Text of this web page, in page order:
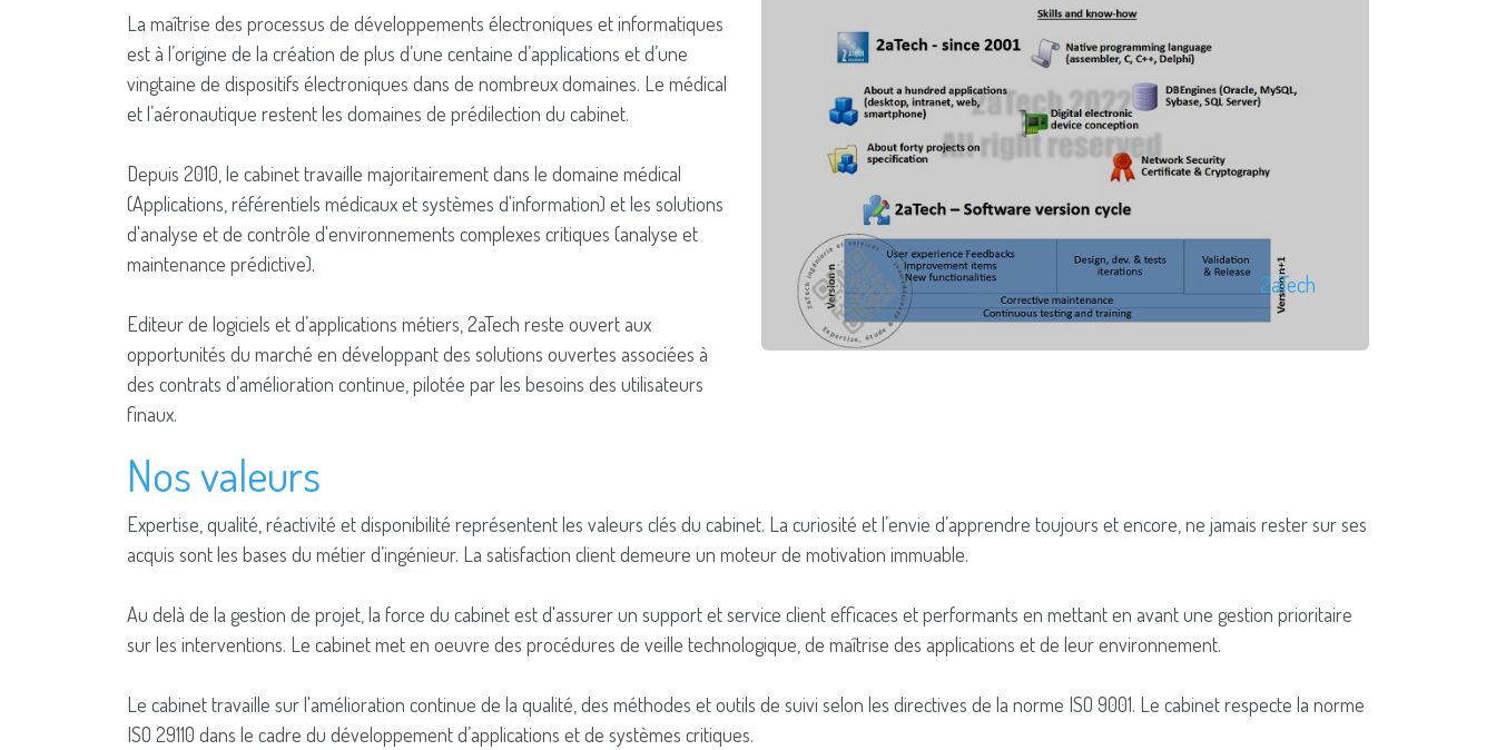
La maîtrise des processus de développements électroniques et informatiques
est à l’origine de la création de plus d’une centaine d’applications et d’une
vingtaine de dispositifs électroniques dans de nombreux domaines. Le médical
et l’aéronautique restent les domaines de prédilection du cabinet.
Depuis 2010, le cabinet travaille majoritairement dans le domaine médical
(Applications, référentiels médicaux et systèmes d'information) et les solutions
d'analyse et de contrôle d'environnements complexes critiques (analyse et
maintenance prédictive).
Editeur de logiciels et d’applications métiers, 2aTech reste ouvert aux
opportunités du marché en développant des solutions ouvertes associées à
des contrats d’amélioration continue, pilotée par les besoins des utilisateurs
finaux.
2aTech
Nos valeurs
Expertise, qualité, réactivité et disponibilité représentent les valeurs clés du cabinet. La curiosité et l’envie d’apprendre toujours et encore, ne jamais rester sur ses
acquis sont les bases du métier d’ingénieur. La satisfaction client demeure un moteur de motivation immuable.
Au delà de la gestion de projet, la force du cabinet est d'assurer un support et service client efficaces et performants en mettant en avant une gestion prioritaire
sur les interventions. Le cabinet met en oeuvre des procédures de veille technologique, de maîtrise des applications et de leur environnement.
Le cabinet travaille sur l'amélioration continue de la qualité, des méthodes et outils de suivi selon les directives de la norme ISO 9001. Le cabinet respecte la norme
ISO 29110 dans le cadre du développement d’applications et de systèmes critiques.